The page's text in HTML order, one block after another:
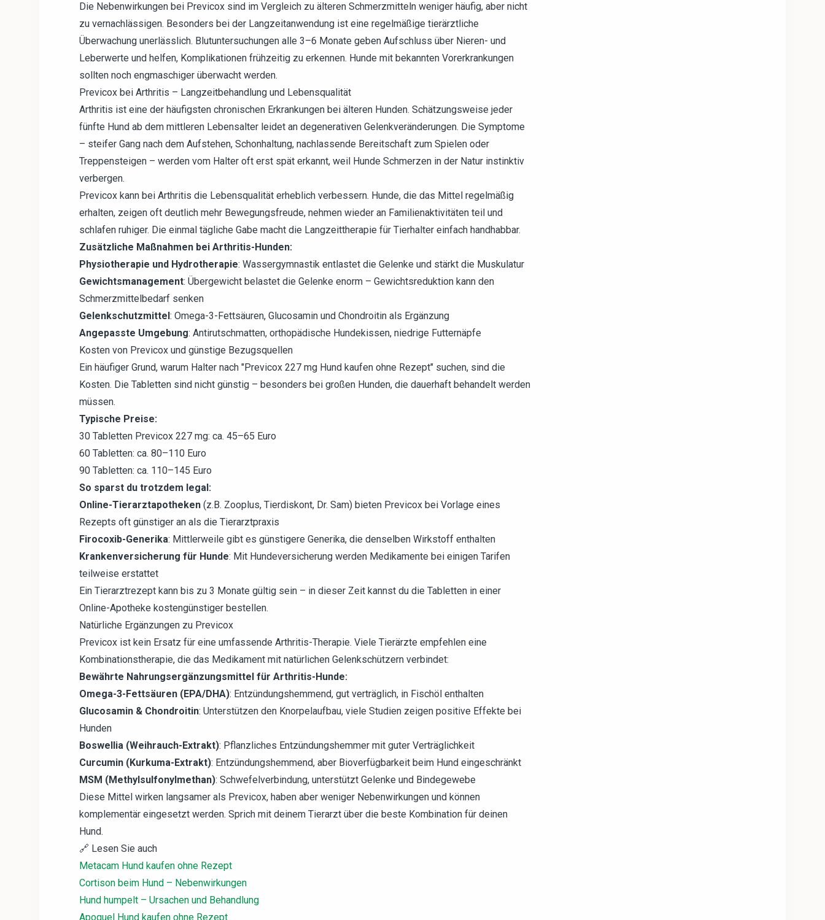
Die Nebenwirkungen bei Previcox sind im Vergleich zu älteren Schmerzmitteln weniger häufig, aber nicht
zu vernachlässigen. Besonders bei der Langzeitanwendung ist eine regelmäßige tierärztliche
Überwachung unerlässlich. Blutuntersuchungen alle 3–6 Monate geben Aufschluss über Nieren- und
Leberwerte und helfen, Komplikationen frühzeitig zu erkennen. Hunde mit bekannten Vorerkrankungen
sollten noch engmaschiger überwacht werden.
Previcox bei Arthritis – Langzeitbehandlung und Lebensqualität
Arthritis ist eine der häufigsten chronischen Erkrankungen bei älteren Hunden. Schätzungsweise jeder
fünfte Hund ab dem mittleren Lebensalter leidet an degenerativen Gelenkveränderungen. Die Symptome
– steifer Gang nach dem Aufstehen, Schonhaltung, nachlassende Bereitschaft zum Spielen oder
Treppensteigen – werden vom Halter oft erst spät erkannt, weil Hunde Schmerzen in der Natur instinktiv
verbergen.
Previcox kann bei Arthritis die Lebensqualität erheblich verbessern. Hunde, die das Mittel regelmäßig
erhalten, zeigen oft deutlich mehr Bewegungsfreude, nehmen wieder an Familienaktivitäten teil und
schlafen ruhiger. Die einmal tägliche Gabe macht die Langzeittherapie für Tierhalter einfach handhabbar.
Zusätzliche Maßnahmen bei Arthritis-Hunden:
Physiotherapie und Hydrotherapie: Wassergymnastik entlastet die Gelenke und stärkt die Muskulatur
Gewichtsmanagement: Übergewicht belastet die Gelenke enorm – Gewichtsreduktion kann den
Schmerzmittelbedarf senken
Gelenkschutzmittel: Omega-3-Fettsäuren, Glucosamin und Chondroitin als Ergänzung
Angepasste Umgebung: Antirutschmatten, orthopädische Hundekissen, niedrige Futternäpfe
Kosten von Previcox und günstige Bezugsquellen
Ein häufiger Grund, warum Halter nach "Previcox 227 mg Hund kaufen ohne Rezept" suchen, sind die
Kosten. Die Tabletten sind nicht günstig – besonders bei großen Hunden, die dauerhaft behandelt werden
müssen.
Typische Preise:
30 Tabletten Previcox 227 mg: ca. 45–65 Euro
60 Tabletten: ca. 80–110 Euro
90 Tabletten: ca. 110–145 Euro
So sparst du trotzdem legal:
Online-Tierarztapotheken (z.B. Zooplus, Tierdiskont, Dr. Sam) bieten Previcox bei Vorlage eines
Rezepts oft günstiger an als die Tierarztpraxis
Firocoxib-Generika: Mittlerweile gibt es günstigere Generika, die denselben Wirkstoff enthalten
Krankenversicherung für Hunde: Mit Hundeversicherung werden Medikamente bei einigen Tarifen
teilweise erstattet
Ein Tierarztrezept kann bis zu 3 Monate gültig sein – in dieser Zeit kannst du die Tabletten in einer
Online-Apotheke kostengünstiger bestellen.
Natürliche Ergänzungen zu Previcox
Previcox ist kein Ersatz für eine umfassende Arthritis-Therapie. Viele Tierärzte empfehlen eine
Kombinationstherapie, die das Medikament mit natürlichen Gelenkschützern verbindet:
Bewährte Nahrungsergänzungsmittel für Arthritis-Hunde:
Omega-3-Fettsäuren (EPA/DHA): Entzündungshemmend, gut verträglich, in Fischöl enthalten
Glucosamin & Chondroitin: Unterstützen den Knorpelaufbau, viele Studien zeigen positive Effekte bei
Hunden
Boswellia (Weihrauch-Extrakt): Pflanzliches Entzündungshemmer mit guter Verträglichkeit
Curcumin (Kurkuma-Extrakt): Entzündungshemmend, aber Bioverfügbarkeit beim Hund eingeschränkt
MSM (Methylsulfonylmethan): Schwefelverbindung, unterstützt Gelenke und Bindegewebe
Diese Mittel wirken langsamer als Previcox, haben aber weniger Nebenwirkungen und können
komplementär eingesetzt werden. Sprich mit deinem Tierarzt über die beste Kombination für deinen
Hund.
🔗 Lesen Sie auch
Metacam Hund kaufen ohne Rezept
Cortison beim Hund – Nebenwirkungen
Hund humpelt – Ursachen und Behandlung
Apoquel Hund kaufen ohne Rezept